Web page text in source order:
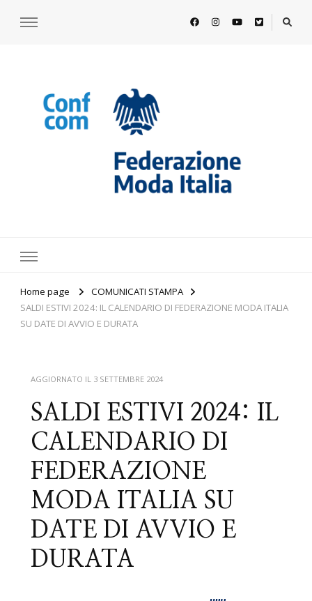
Home page
COMUNICATI STAMPA
SALDI ESTIVI 2024: IL CALENDARIO DI FEDERAZIONE MODA ITALIA
SU DATE DI AVVIO E DURATA
AGGIORNATO IL 3 SETTEMBRE 2024
SALDI ESTIVI 2024: IL
CALENDARIO DI
FEDERAZIONE
MODA ITALIA SU
DATE DI AVVIO E
DURATA